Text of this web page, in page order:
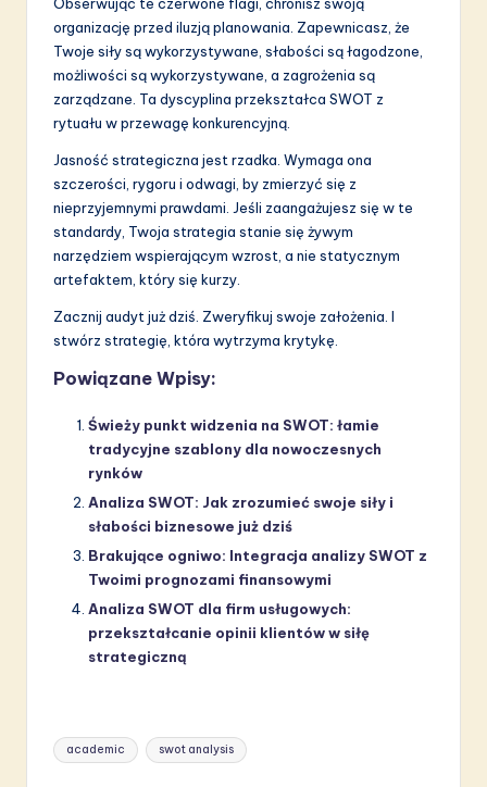
organizację przed iluzją planowania. Zapewnicasz, że
Twoje siły są wykorzystywane, słabości są łagodzone,
możliwości są wykorzystywane, a zagrożenia są
zarządzane. Ta dyscyplina przekształca SWOT z
rytuału w przewagę konkurencyjną.
Jasność strategiczna jest rzadka. Wymaga ona
szczerości, rygoru i odwagi, by zmierzyć się z
nieprzyjemnymi prawdami. Jeśli zaangażujesz się w te
standardy, Twoja strategia stanie się żywym
narzędziem wspierającym wzrost, a nie statycznym
artefaktem, który się kurzy.
Zacznij audyt już dziś. Zweryfikuj swoje założenia. I
stwórz strategię, która wytrzyma krytykę.
Powiązane Wpisy:
Świeży punkt widzenia na SWOT: łamie
tradycyjne szablony dla nowoczesnych
rynków
Analiza SWOT: Jak zrozumieć swoje siły i
słabości biznesowe już dziś
Brakujące ogniwo: Integracja analizy SWOT z
Twoimi prognozami finansowymi
Analiza SWOT dla firm usługowych:
przekształcanie opinii klientów w siłę
strategiczną
Tags:
academic swot analysis